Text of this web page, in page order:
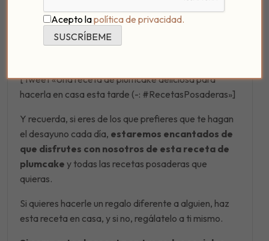
[Tweet «Una receta de plumcake deliciosa para
hacerla en casa esta tarde (-: #RecetasPosaderas»]
Y recuerda, si eres de los que prefieres que te hagan
el desayuno cada día, estaremos encantados de
que disfrutes con nosotros de esta receta de
plumcake y todas las recetas posaderas que
quieras.
Si quieres hacerle un regalo diferente a alguien, haz
esta receta en casa, y si no, regálatelo a ti mismo.
Acepto lapolítica de privacidad.